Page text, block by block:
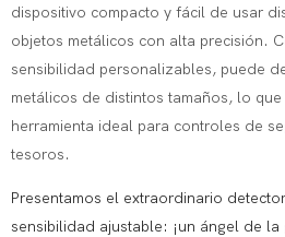
dispositivo compacto y fácil de usar
objetos metálicos con alta precisión.
sensibilidad personalizables, puede
metálicos de distintos tamaños, lo
herramienta ideal para controles de
tesoros.
Presentamos el extraordinario
sensibilidad ajustable: ¡un ángel de